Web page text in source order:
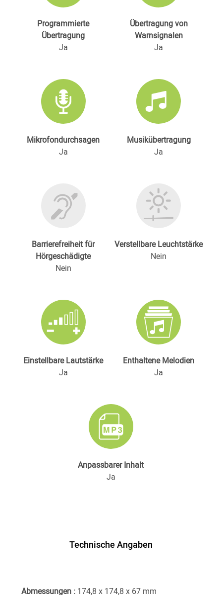
Programmierte
Übertragung
Ja
Übertragung von
Warnsignalen
Ja
Mikrofondurchsagen
Ja
Musikübertragung
Ja
Barrierefreiheit für
Hörgeschädigte
Nein
Verstellbare Leuchtstärke
Nein
Einstellbare Lautstärke
Ja
Enthaltene Melodien
Ja
Anpassbarer Inhalt
Ja
Technische Angaben
Abmessungen : 174,8 x 174,8 x 67 mm